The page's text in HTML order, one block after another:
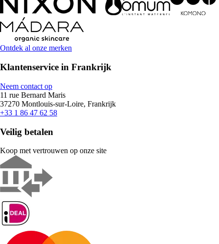
Ontdek al onze merken
Klantenservice in Frankrijk
Neem contact op
11 rue Bernard Maris
37270 Montlouis-sur-Loire, Frankrijk
+33 1 86 47 62 58
Veilig betalen
Koop met vertrouwen op onze site